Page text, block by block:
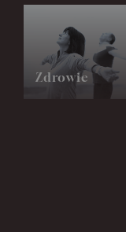
Zdrowie